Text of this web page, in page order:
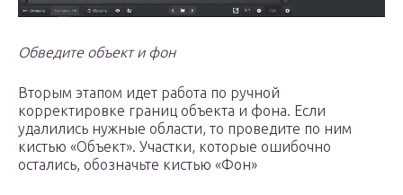
Обведите объект и фон
Вторым этапом идет работа по ручной
корректировке границ объекта и фона. Если
удалились нужные области, то проведите по ним
кистью «Объект». Участки, которые ошибочно
остались, обозначьте кистью «Фон»